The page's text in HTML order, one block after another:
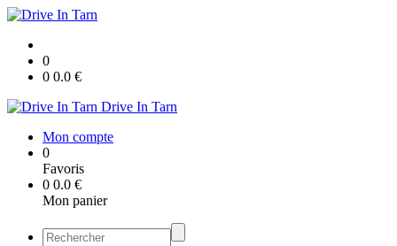
0
0 0.0 €
Drive In Tarn
Mon compte
0
Favoris
0 0.0 €
Mon panier